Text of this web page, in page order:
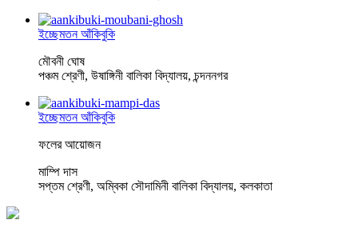
ইচ্ছেমতন আঁকিবুকি
মৌবনী ঘোষ
পঞ্চম শ্রেণী, উষাঙ্গিনী বালিকা বিদ্যালয়, চন্দননগর
ইচ্ছেমতন আঁকিবুকি
ফলের আয়োজন
মাম্পি দাস
সপ্তম শ্রেণী, অম্বিকা সৌদামিনী বালিকা বিদ্যালয়, কলকাতা